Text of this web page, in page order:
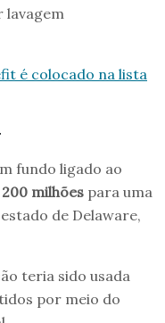
é colocado na lista
fundo ligado ao
milhões para uma
de Delaware,
teria sido usada
por meio do